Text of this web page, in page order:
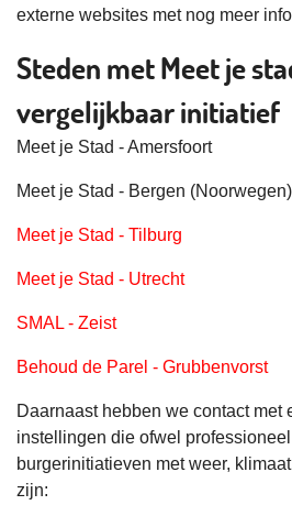
externe websites met nog meer
Steden met Meet je
vergelijkbaar initiatief
Meet je Stad - Amersfoort
Meet je Stad - Bergen (Noorwegen)
Meet je Stad - Tilburg
Meet je Stad - Utrecht
SMAL - Zeist
Behoud de Parel - Grubbenvorst
Daarnaast hebben we contact met
instellingen die ofwel
burgerinitiatieven met weer,
zijn: